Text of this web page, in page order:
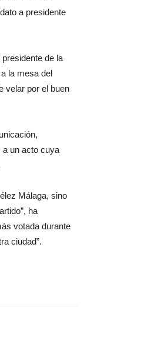
a presidente
de la
la mesa del
velar por el buen
a un acto cuya
Málaga, sino
ha
votada durante
ciudad”.